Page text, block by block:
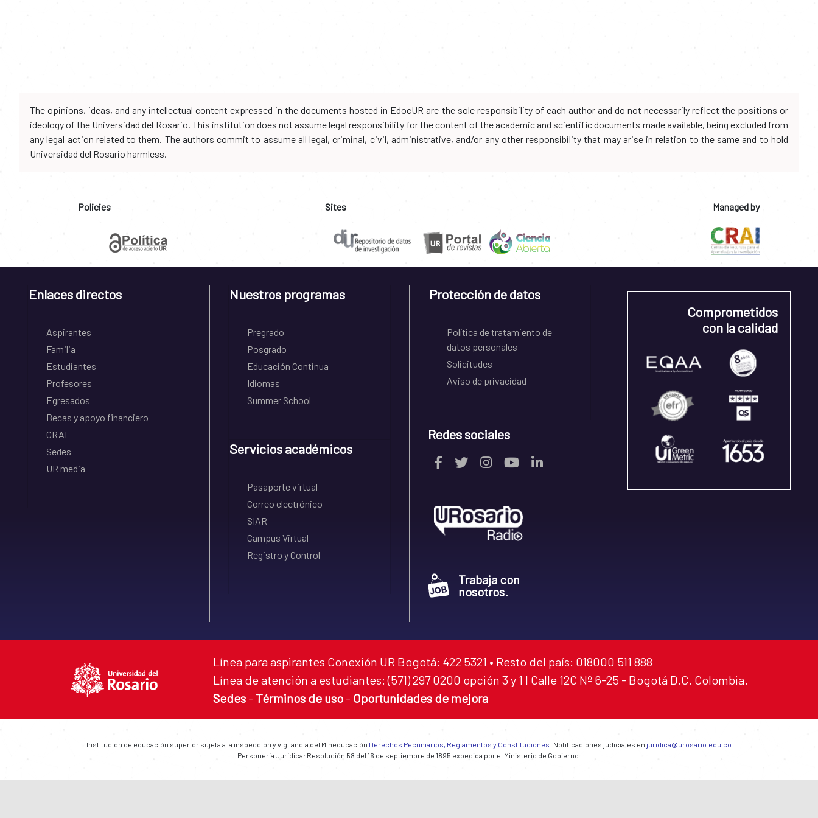
The opinions, ideas, and any intellectual content expressed in the documents hosted in EdocUR are the sole responsibility of each author and do not necessarily reflect the positions or
ideology of the Universidad del Rosario. This institution does not assume legal responsibility for the content of the academic and scientific documents made available, being excluded from
any legal action related to them. The authors commit to assume all legal, criminal, civil, administrative, and/or any other responsibility that may arise in relation to the same and to hold
Universidad del Rosario harmless.
Policies Sites Managed by
Enlaces directos
Aspirantes
Familia
Estudiantes
Profesores
Egresados
Becas y apoyo financiero
CRAI
Sedes
UR media
Nuestros programas
Pregrado
Posgrado
Educación Continua
Idiomas
Summer School
Servicios académicos
Pasaporte virtual
Correo electrónico
SIAR
Campus Virtual
Registro y Control
Protección de datos
Política de tratamiento de
datos personales
Solicitudes
Aviso de privacidad
Redes sociales
Trabaja con
nosotros.
Comprometidos
con la calidad
Línea para aspirantes Conexión UR Bogotá: 422 5321 • Resto del país: 018000 511 888
Línea de atención a estudiantes: (571) 297 0200 opción 3 y 1 I Calle 12C Nº 6-25 - Bogotá D.C. Colombia.
Sedes - Términos de uso - Oportunidades de mejora
Institución de educación superior sujeta a la inspección y vigilancia del Mineducación Derechos Pecuniarios, Reglamentos y Constituciones | Notificaciones judiciales en juridica@urosario.edu.co
Personería Jurídica: Resolución 58 del 16 de septiembre de 1895 expedida por el Ministerio de Gobierno.